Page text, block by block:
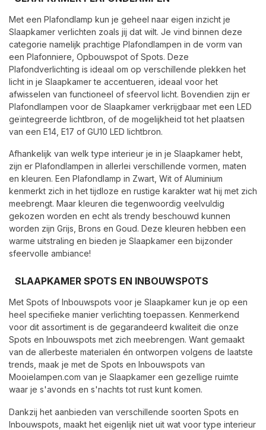
Met een Plafondlamp kun je geheel naar eigen inzicht je
Slaapkamer verlichten zoals jij dat wilt. Je vind binnen deze
categorie namelijk prachtige Plafondlampen in de vorm van
een Plafonniere, Opbouwspot of Spots. Deze
Plafondverlichting is ideaal om op verschillende plekken het
licht in je Slaapkamer te accentueren, ideaal voor het
afwisselen van functioneel of sfeervol licht. Bovendien zijn er
Plafondlampen voor de Slaapkamer verkrijgbaar met een LED
geïntegreerde lichtbron, of de mogelijkheid tot het plaatsen
van een E14, E17 of GU10 LED lichtbron.
Afhankelijk van welk type interieur je in je Slaapkamer hebt,
zijn er Plafondlampen in allerlei verschillende vormen, maten
en kleuren. Een Plafondlamp in Zwart, Wit of Aluminium
kenmerkt zich in het tijdloze en rustige karakter wat hij met zich
meebrengt. Maar kleuren die tegenwoordig veelvuldig
gekozen worden en echt als trendy beschouwd kunnen
worden zijn Grijs, Brons en Goud. Deze kleuren hebben een
warme uitstraling en bieden je Slaapkamer een bijzonder
sfeervolle ambiance!
SLAAPKAMER SPOTS EN INBOUWSPOTS
Met Spots of Inbouwspots voor je Slaapkamer kun je op een
heel specifieke manier verlichting toepassen. Kenmerkend
voor dit assortiment is de gegarandeerd kwaliteit die onze
Spots en Inbouwspots met zich meebrengen. Want gemaakt
van de allerbeste materialen én ontworpen volgens de laatste
trends, maak je met de Spots en Inbouwspots van
Mooielampen.com van je Slaapkamer een gezellige ruimte
waar je s'avonds en s'nachts tot rust kunt komen.
Dankzij het aanbieden van verschillende soorten Spots en
Inbouwspots, maakt het eigenlijk niet uit wat voor type interieur